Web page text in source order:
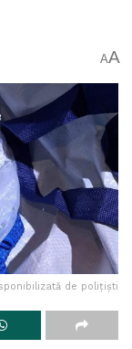
AA
de polițiști